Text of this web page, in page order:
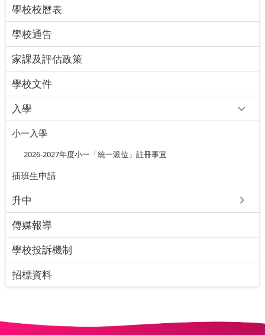
學校校曆表
學校通告
家課及評估政策
學校文件
入學
小一入學
2026-2027年度小一「統一派位」註冊事宜
插班⽣申請
升中
傳媒報導
學校投訴機制
招標資料